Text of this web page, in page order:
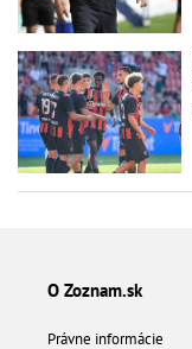
O Zoznam.sk
Právne informácie